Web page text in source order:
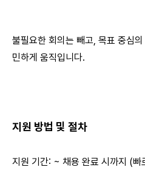
불필요한 회의는 빼고, 목표 중심
민하게 움직입니다.
지원 방법 및 절차
지원 기간: ~ 채용 완료 시까지 (빠